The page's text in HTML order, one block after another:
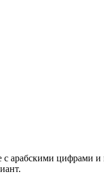
арабскими цифрами